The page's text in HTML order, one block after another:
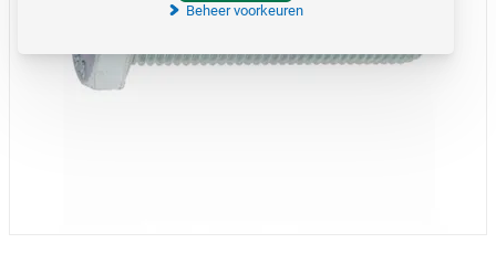
Beheer voorkeuren